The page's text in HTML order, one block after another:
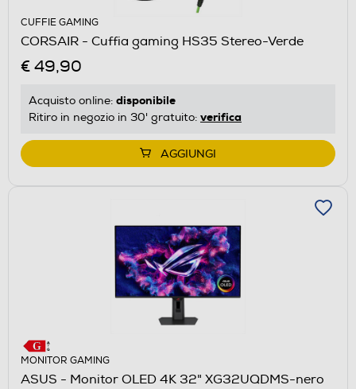
CUFFIE GAMING
CORSAIR - Cuffia gaming HS35 Stereo-Verde
€ 49,90
Acquisto online: disponibile
Ritiro in negozio in 30' gratuito: verifica
AGGIUNGI
MONITOR GAMING
ASUS - Monitor OLED 4K 32" XG32UQDMS-nero